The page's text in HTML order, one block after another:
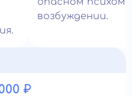
возбуждении.
₽